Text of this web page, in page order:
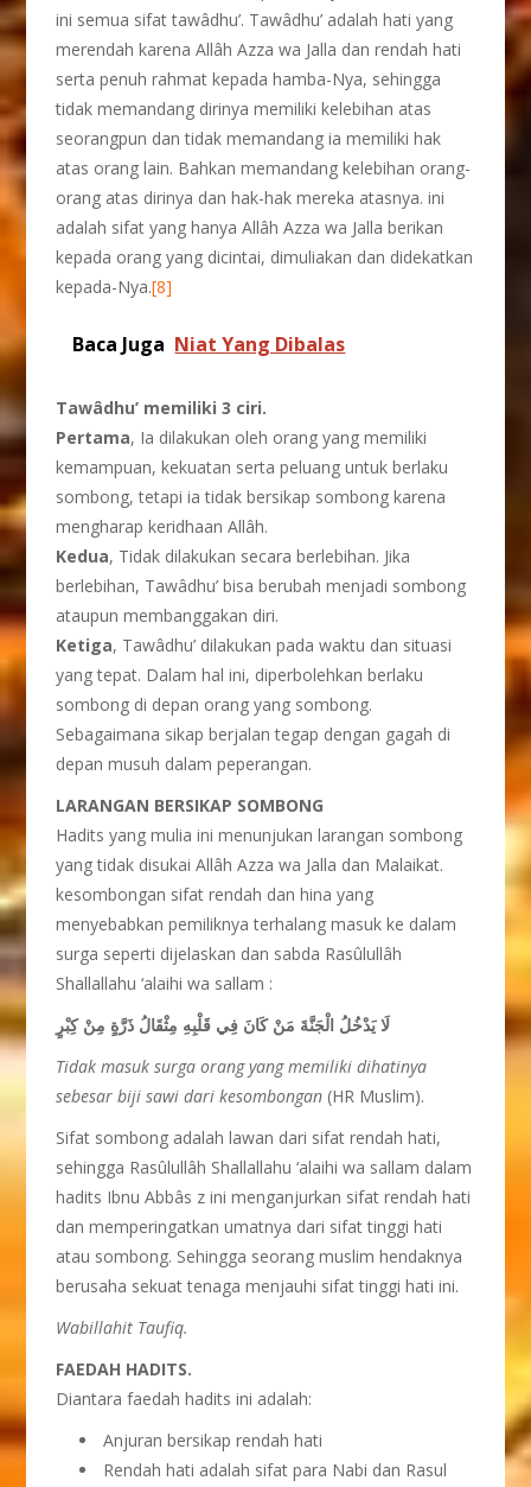
ini semua sifat tawâdhu’. Tawâdhu’ adalah hati yang
merendah karena Allâh Azza wa Jalla dan rendah hati
serta penuh rahmat kepada hamba-Nya, sehingga
tidak memandang dirinya memiliki kelebihan atas
seorangpun dan tidak memandang ia memiliki hak
atas orang lain. Bahkan memandang kelebihan orang-
orang atas dirinya dan hak-hak mereka atasnya. ini
adalah sifat yang hanya Allâh Azza wa Jalla berikan
kepada orang yang dicintai, dimuliakan dan didekatkan
kepada-Nya.[8]
Baca Juga Niat Yang Dibalas
Tawâdhu’ memiliki 3 ciri.
Pertama, Ia dilakukan oleh orang yang memiliki
kemampuan, kekuatan serta peluang untuk berlaku
sombong, tetapi ia tidak bersikap sombong karena
mengharap keridhaan Allâh.
Kedua, Tidak dilakukan secara berlebihan. Jika
berlebihan, Tawâdhu’ bisa berubah menjadi sombong
ataupun membanggakan diri.
Ketiga, Tawâdhu’ dilakukan pada waktu dan situasi
yang tepat. Dalam hal ini, diperbolehkan berlaku
sombong di depan orang yang sombong.
Sebagaimana sikap berjalan tegap dengan gagah di
depan musuh dalam peperangan.
LARANGAN BERSIKAP SOMBONG
Hadits yang mulia ini menunjukan larangan sombong
yang tidak disukai Allâh Azza wa Jalla dan Malaikat.
kesombongan sifat rendah dan hina yang
menyebabkan pemiliknya terhalang masuk ke dalam
surga seperti dijelaskan dan sabda Rasûlullâh
Shallallahu ‘alaihi wa sallam :
لَا يَدْخُلُ الْجَنَّةَ مَنْ كَانَ فِي قَلْبِهِ مِثْقَالُ ذَرَّةٍ مِنْ كِبْرٍ
Tidak masuk surga orang yang memiliki dihatinya
sebesar biji sawi dari kesombongan (HR Muslim).
Sifat sombong adalah lawan dari sifat rendah hati,
sehingga Rasûlullâh Shallallahu ‘alaihi wa sallam dalam
hadits Ibnu Abbâs z ini menganjurkan sifat rendah hati
dan memperingatkan umatnya dari sifat tinggi hati
atau sombong. Sehingga seorang muslim hendaknya
berusaha sekuat tenaga menjauhi sifat tinggi hati ini.
Wabillahit Taufiq.
FAEDAH HADITS.
Diantara faedah hadits ini adalah:
Anjuran bersikap rendah hati
Rendah hati adalah sifat para Nabi dan Rasul